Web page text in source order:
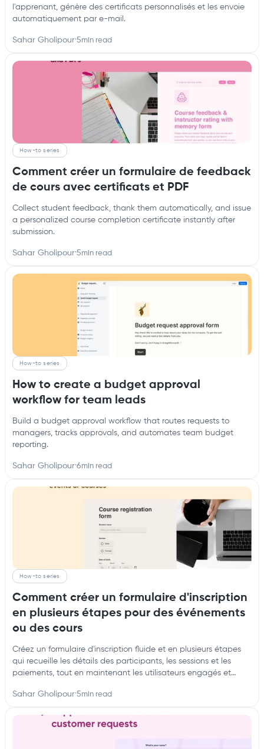
l'apprenant, génère des certificats personnalisés et les envoie
automatiquement par e-mail.
Sahar Gholipour·5min read
How-to series
Comment créer un formulaire de feedback
de cours avec certificats et PDF
Collect student feedback, thank them automatically, and issue
a personalized course completion certificate instantly after
submission.
Sahar Gholipour·5min read
How-to series
How to create a budget approval
workflow for team leads
Build a budget approval workflow that routes requests to
managers, tracks approvals, and automates team budget
reporting.
Sahar Gholipour·6min read
How-to series
Comment créer un formulaire d'inscription
en plusieurs étapes pour des événements
ou des cours
Créez un formulaire d'inscription fluide et en plusieurs étapes
qui recueille les détails des participants, les sessions et les
paiements, tout en maintenant les utilisateurs engagés et
Sahar Gholipour·5min read